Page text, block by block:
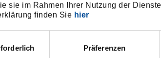
sie im Rahmen Ihrer Nutzung der
finden Sie hier
Präferenzen